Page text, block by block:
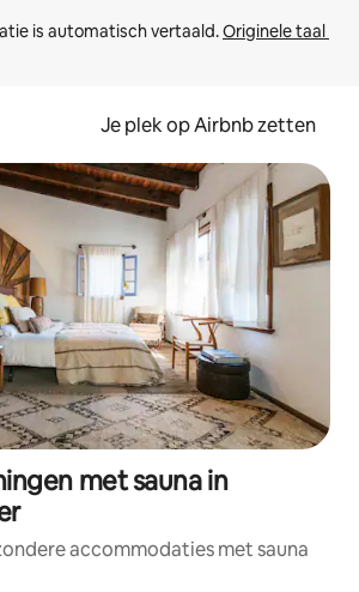
is automatisch vertaald. Originele taal
Je plek op Airbnb zetten
met sauna in
accommodaties met sauna